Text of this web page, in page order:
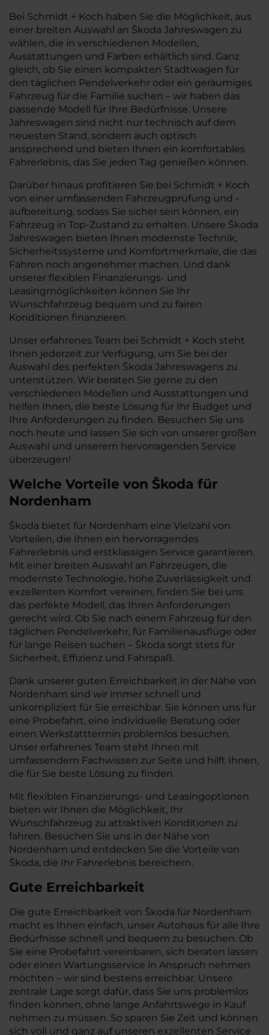
Bei Schmidt + Koch haben Sie die Möglichkeit, aus
einer breiten Auswahl an Škoda Jahreswagen zu
wählen, die in verschiedenen Modellen,
Ausstattungen und Farben erhältlich sind. Ganz
gleich, ob Sie einen kompakten Stadtwagen für
den täglichen Pendelverkehr oder ein geräumiges
Fahrzeug für die Familie suchen – wir haben das
passende Modell für Ihre Bedürfnisse. Unsere
Jahreswagen sind nicht nur technisch auf dem
neuesten Stand, sondern auch optisch
ansprechend und bieten Ihnen ein komfortables
Fahrerlebnis, das Sie jeden Tag genießen können.
Darüber hinaus profitieren Sie bei Schmidt + Koch
von einer umfassenden Fahrzeugprüfung und -
aufbereitung, sodass Sie sicher sein können, ein
Fahrzeug in Top-Zustand zu erhalten. Unsere Škoda
Jahreswagen bieten Ihnen modernste Technik,
Sicherheitssysteme und Komfortmerkmale, die das
Fahren noch angenehmer machen. Und dank
unserer flexiblen Finanzierungs- und
Leasingmöglichkeiten können Sie Ihr
Wunschfahrzeug bequem und zu fairen
Konditionen finanzieren.
Unser erfahrenes Team bei Schmidt + Koch steht
Ihnen jederzeit zur Verfügung, um Sie bei der
Auswahl des perfekten Škoda Jahreswagens zu
unterstützen. Wir beraten Sie gerne zu den
verschiedenen Modellen und Ausstattungen und
helfen Ihnen, die beste Lösung für Ihr Budget und
Ihre Anforderungen zu finden. Besuchen Sie uns
noch heute und lassen Sie sich von unserer großen
Auswahl und unserem hervorragenden Service
überzeugen!
Welche Vorteile von Škoda für
Nordenham
Škoda bietet für Nordenham eine Vielzahl von
Vorteilen, die Ihnen ein hervorragendes
Fahrerlebnis und erstklassigen Service garantieren.
Mit einer breiten Auswahl an Fahrzeugen, die
modernste Technologie, hohe Zuverlässigkeit und
exzellenten Komfort vereinen, finden Sie bei uns
das perfekte Modell, das Ihren Anforderungen
gerecht wird. Ob Sie nach einem Fahrzeug für den
täglichen Pendelverkehr, für Familienausflüge oder
für lange Reisen suchen – Škoda sorgt stets für
Sicherheit, Effizienz und Fahrspaß.
Dank unserer guten Erreichbarkeit in der Nähe von
Nordenham sind wir immer schnell und
unkompliziert für Sie erreichbar. Sie können uns für
eine Probefahrt, eine individuelle Beratung oder
einen Werkstatttermin problemlos besuchen.
Unser erfahrenes Team steht Ihnen mit
umfassendem Fachwissen zur Seite und hilft Ihnen,
die für Sie beste Lösung zu finden.
Mit flexiblen Finanzierungs- und Leasingoptionen
bieten wir Ihnen die Möglichkeit, Ihr
Wunschfahrzeug zu attraktiven Konditionen zu
fahren. Besuchen Sie uns in der Nähe von
Nordenham und entdecken Sie die Vorteile von
Škoda, die Ihr Fahrerlebnis bereichern.
Gute Erreichbarkeit
Die gute Erreichbarkeit von Škoda für Nordenham
macht es Ihnen einfach, unser Autohaus für alle Ihre
Bedürfnisse schnell und bequem zu besuchen. Ob
Sie eine Probefahrt vereinbaren, sich beraten lassen
oder einen Wartungsservice in Anspruch nehmen
möchten – wir sind bestens erreichbar. Unsere
zentrale Lage sorgt dafür, dass Sie uns problemlos
finden können, ohne lange Anfahrtswege in Kauf
nehmen zu müssen. So sparen Sie Zeit und können
sich voll und ganz auf unseren exzellenten Service